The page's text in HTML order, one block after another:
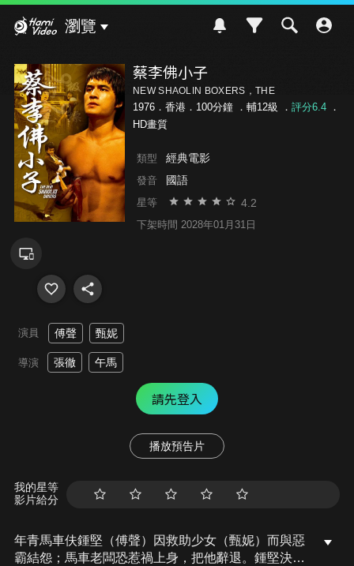
瀏覽
蔡李佛小子
NEW SHAOLIN BOXERS，THE
1976．香港．100分鐘 ． 輔12級 ． 評分6.4．
HD畫質
類型 經典電影
發音 國語
星等 4.2
下架時間 2028年01月31日
演員 傅聲 甄妮
導演 張徹 午馬
請先登入
播放預告片
我的星等
影片給分
年青馬車伕鍾堅（傅聲）因救助少女（甄妮）而與惡
霸結怨；馬車老闆恐惹禍上身，把他辭退。鍾堅決志